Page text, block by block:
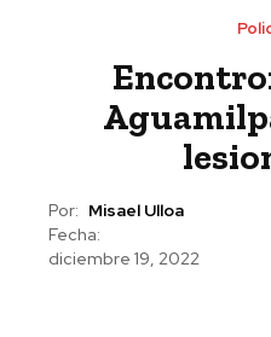
Por: Misael Ulloa
Fecha:
diciembre 19, 2022